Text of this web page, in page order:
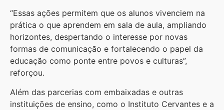
“Essas ações permitem que os alunos vivenciem na
prática o que aprendem em sala de aula, ampliando
horizontes, despertando o interesse por novas
formas de comunicação e fortalecendo o papel da
educação como ponte entre povos e culturas”,
reforçou.
Além das parcerias com embaixadas e outras
instituições de ensino, como o Instituto Cervantes e a